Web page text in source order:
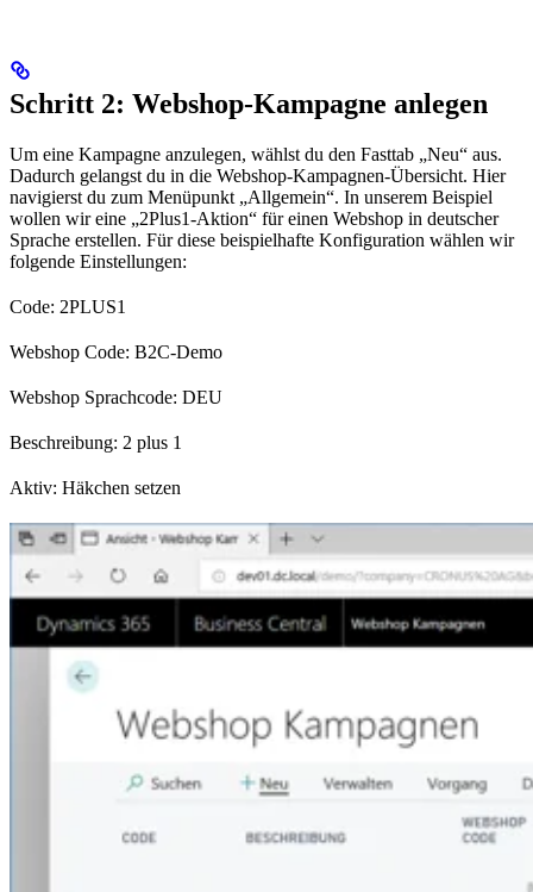
Schritt 2: Webshop-Kampagne anlegen
Um eine Kampagne anzulegen, wählst du den Fasttab „Neu“ aus.
Dadurch gelangst du in die Webshop-Kampagnen-Übersicht. Hier
navigierst du zum Menüpunkt „Allgemein“. In unserem Beispiel
wollen wir eine „2Plus1-Aktion“ für einen Webshop in deutscher
Sprache erstellen. Für diese beispielhafte Konfiguration wählen wir
folgende Einstellungen:
Code: 2PLUS1
Webshop Code: B2C-Demo
Webshop Sprachcode: DEU
Beschreibung: 2 plus 1
Aktiv: Häkchen setzen